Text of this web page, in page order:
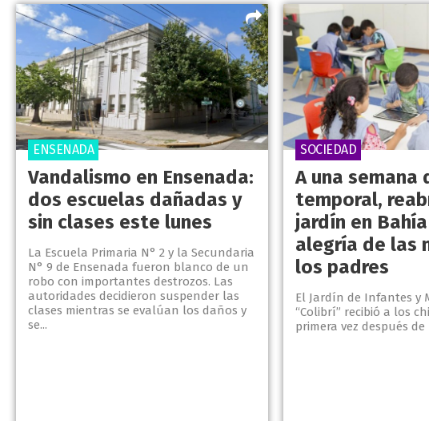
Vandalismo en Ensenada:
dos escuelas dañadas y
sin clases este lunes
La Escuela Primaria N° 2 y la Secundaria
N° 9 de Ensenada fueron blanco de un
robo con importantes destrozos. Las
autoridades decidieron suspender las
clases mientras se evalúan los daños y
se...
ENSENADA
A una semana
temporal,
jardín en
alegría de las
los padres
El Jardín de Infantes y
“Colibrí” recibió a los
primera vez después
SOCIEDAD